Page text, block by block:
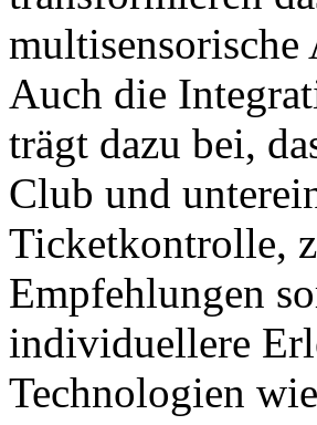
multisensorische
Auch die
trägt dazu bei,
Club und
Ticketkontrolle,
Empfehlungen
individuellere
Technologien